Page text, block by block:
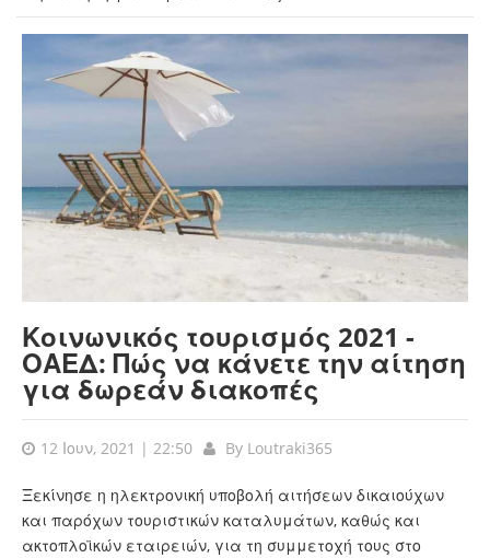
Κοινωνικός τουρισμός 2021 -
ΟΑΕΔ: Πώς να κάνετε την αίτηση
για δωρεάν διακοπές
12 Ιουν, 2021 | 22:50 By Loutraki365
Ξεκίνησε η ηλεκτρονική υποβολή αιτήσεων δικαιούχων
και παρόχων τουριστικών καταλυμάτων, καθώς και
ακτοπλοϊκών εταιρειών, για τη συμμετοχή τους στο